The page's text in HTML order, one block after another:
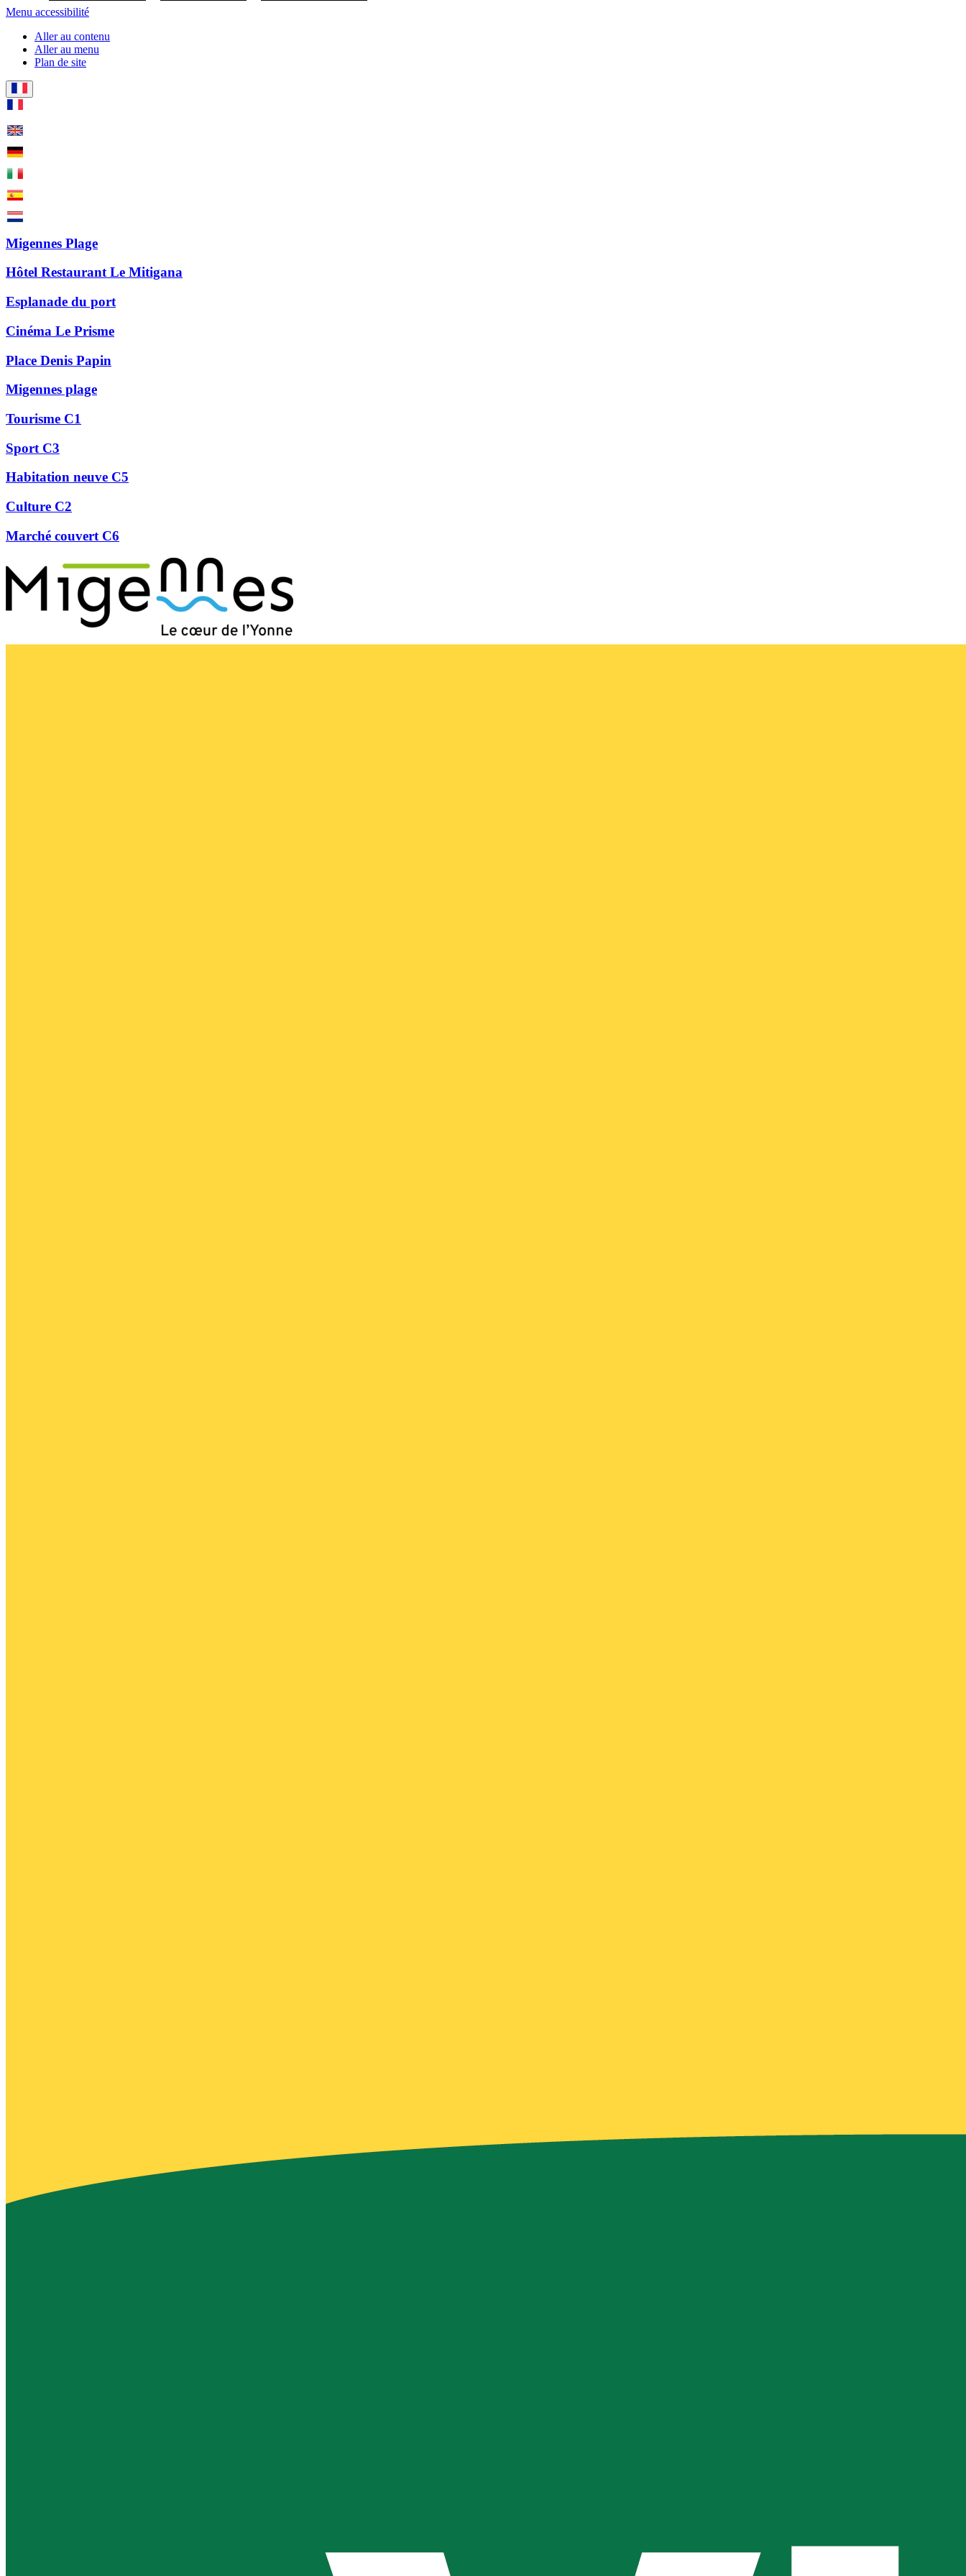
Menu accessibilité
Aller au contenu
Aller au menu
Plan de site
Migennes Plage
Hôtel Restaurant Le Mitigana
Esplanade du port
Cinéma Le Prisme
Place Denis Papin
Migennes plage
Tourisme C1
Sport C3
Habitation neuve C5
Culture C2
Marché couvert C6
Précédent
Suivant